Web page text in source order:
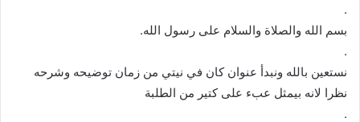
.
بسم الله والصلاة والسلام على رسول الله.
.
نستعين بالله ونبدأ عنوان كان في نيتي من زمان توضيحه وشرحه
نظرا لانه بيمثل عبء على كتير من الطلبة
.